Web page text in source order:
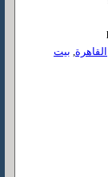
القاهرة, بيت